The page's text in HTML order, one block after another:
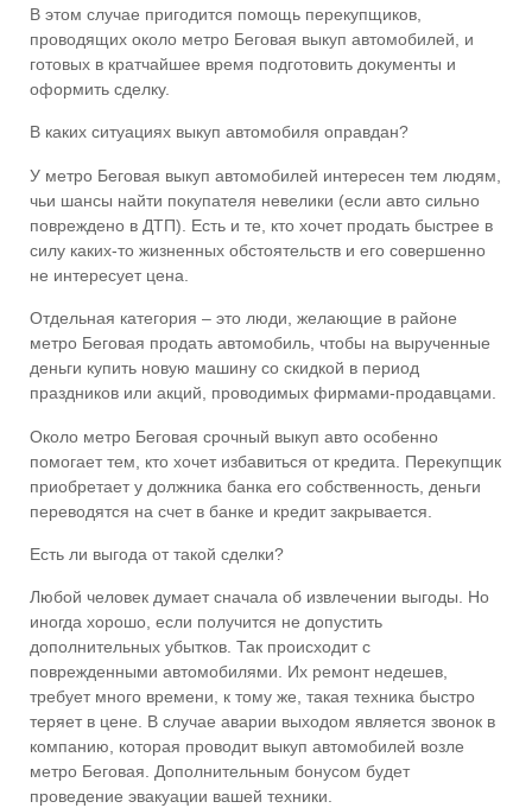
В этом случае пригодится помощь перекупщиков,
проводящих около метро Беговая выкуп автомобилей , и
готовых в кратчайшее время подготовить документы и
оформить сделку.
В каких ситуациях выкуп автомобиля оправдан?
У метро Беговая выкуп автомобилей интересен тем людям,
чьи шансы найти покупателя невелики (если авто сильно
повреждено в ДТП). Есть и те, кто хочет продать быстрее в
силу каких-то жизненных обстоятельств и его совершенно
не интересует цена.
Отдельная категория – это люди, желающие в районе
метро Беговая продать автомобиль , чтобы на вырученные
деньги купить новую машину со скидкой в период
праздников или акций, проводимых фирмами-продавцами.
Около метро Беговая срочный выкуп авто особенно
помогает тем, кто хочет избавиться от кредита. Перекупщик
приобретает у должника банка его собственность, деньги
переводятся на счет в банке и кредит закрывается.
Есть ли выгода от такой сделки?
Любой человек думает сначала об извлечении выгоды. Но
иногда хорошо, если получится не допустить
дополнительных убытков. Так происходит с
поврежденными автомобилями. Их ремонт недешев,
требует много времени, к тому же, такая техника быстро
теряет в цене. В случае аварии выходом является звонок в
компанию, которая проводит выкуп автомобилей возле
метро Беговая. Дополнительным бонусом будет
проведение эвакуации вашей техники.